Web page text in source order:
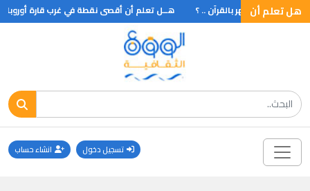
هل تعلم أن
أن أول من جهر بالقرآن .. ؟ هــل تعلم أن أقصى نقطة في غرب قارة أوروبا .. ؟
تسجيل دخول انشاء حساب